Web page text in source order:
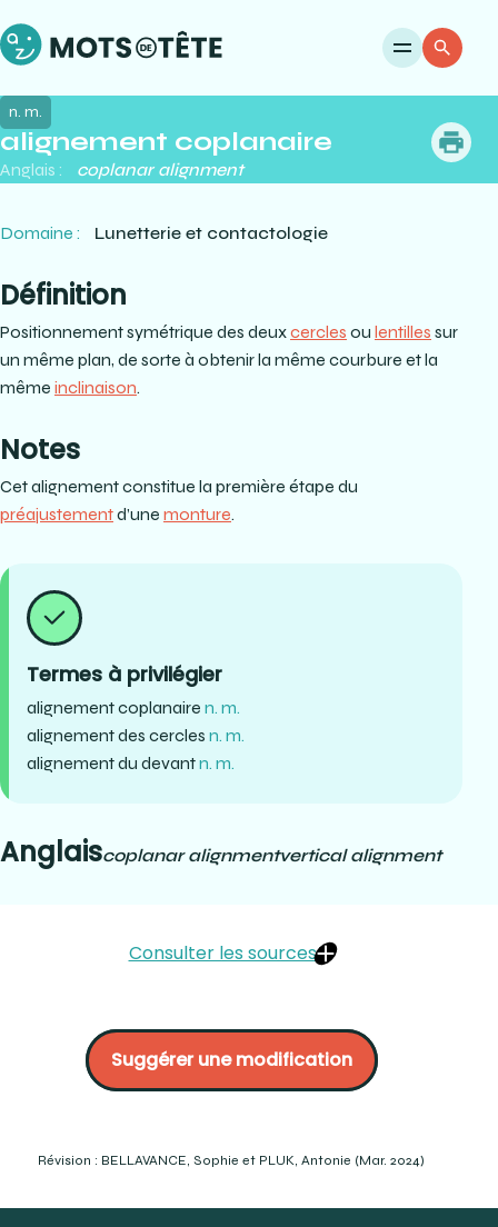
alignement coplanaire
n. m.
Anglais : coplanar alignment
Domaine : Lunetterie et contactologie
Définition
Positionnement symétrique des deuxcercles ou lentilles sur
un même plan, de sorte à obtenir la même courbure et la
même inclinaison.
Notes
Cet alignement constitue la première étape du
préajustementd’une monture.
Termes à privilégier
alignement coplanaire n. m.
alignement des cercles n. m.
alignement du devantn. m.
Anglaiscoplanar alignmentvertical alignment
Consulter les sources
mots-de-loeil---Lexique_TOV-novembre2018.pdf
Hanssens, J.-M.(2010). Petit guide d'optique
ophtalmique (Édition octobre 2010). École d'optométrie
techniques d’orthèses visuelles. Cégep Édouard-
Brooks, C.W. et Borish, I.M. (2007). System for ophthalmic
Suggérer une modification
Révision : BELLAVANCE, Sophie et PLUK, Antonie (Mar. 2024)